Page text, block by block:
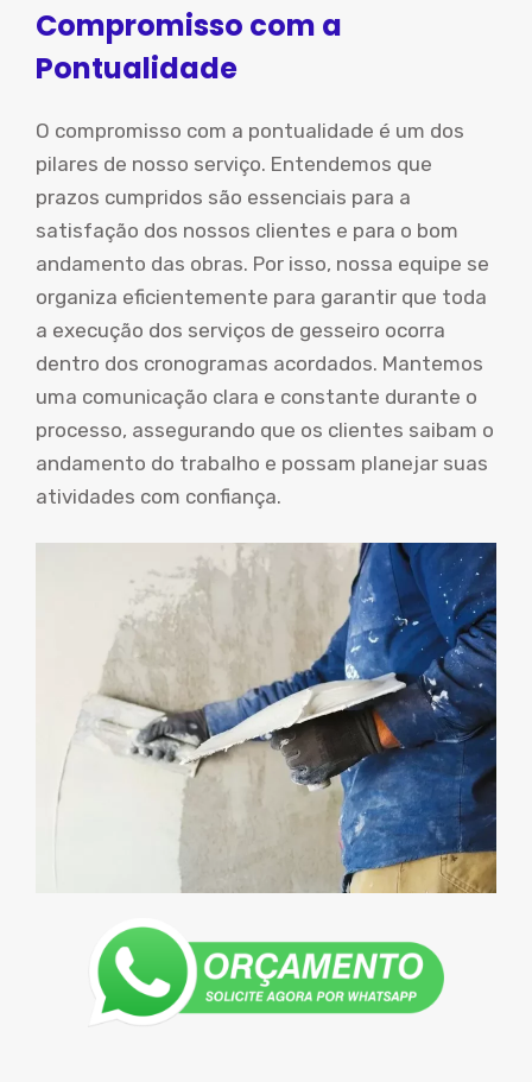
Compromisso com a
Pontualidade
O compromisso com a pontualidade é um dos
pilares de nosso serviço. Entendemos que
prazos cumpridos são essenciais para a
satisfação dos nossos clientes e para o bom
andamento das obras. Por isso, nossa equipe se
organiza eficientemente para garantir que toda
a execução dos serviços de gesseiro ocorra
dentro dos cronogramas acordados. Mantemos
uma comunicação clara e constante durante o
processo, assegurando que os clientes saibam o
andamento do trabalho e possam planejar suas
atividades com confiança.